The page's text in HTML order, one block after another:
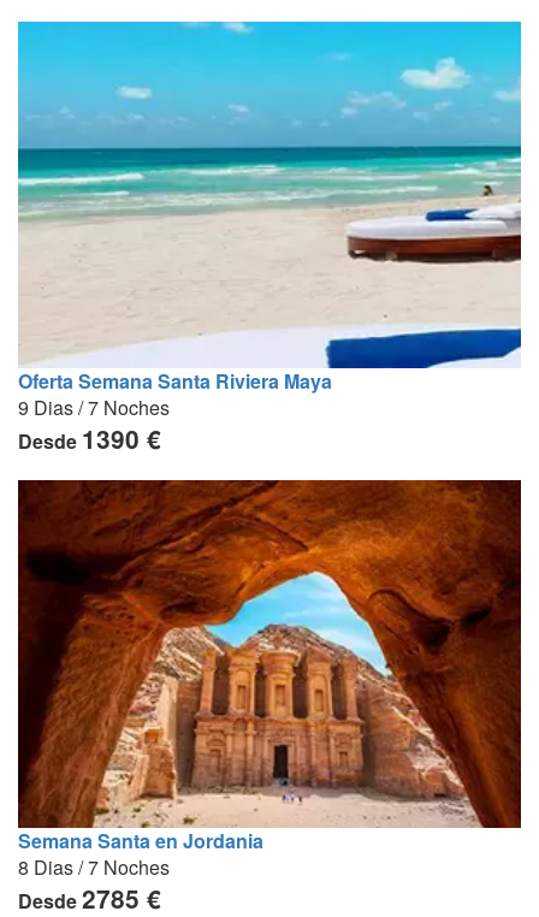
Oferta Semana Santa Riviera Maya
9 Dias / 7 Noches
Desde 1390 €
Semana Santa en Jordania
8 Dias / 7 Noches
Desde2785 €